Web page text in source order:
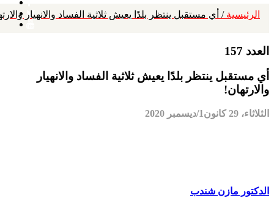
الرئيسية / أي مستقبل ينتظر بلدًا يعيش ثلاثية الفساد والانهيار
العدد 157
أي مستقبل ينتظر بلدًا يعيش ثلاثية الفساد والانهيار
والارتهان!
الثلاثاء، 29 كانون1/ديسمبر 2020
الدكتور مازن شندب